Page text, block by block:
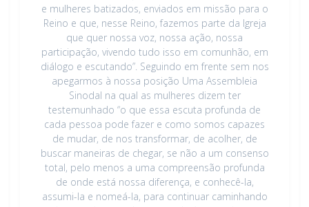
e mulheres batizados, enviados em missão para o
Reino e que, nesse Reino, fazemos parte da Igreja
que quer nossa voz, nossa ação, nossa
participação, vivendo tudo isso em comunhão, em
diálogo e escutando”. Seguindo em frente sem nos
apegarmos à nossa posição Uma Assembleia
Sinodal na qual as mulheres dizem ter
testemunhado “o que essa escuta profunda de
cada pessoa pode fazer e como somos capazes
de mudar, de nos transformar, de acolher, de
buscar maneiras de chegar, se não a um consenso
total, pelo menos a uma compreensão profunda
de onde está nossa diferença, e conhecê-la,
assumi-la e nomeá-la, para continuar caminhando